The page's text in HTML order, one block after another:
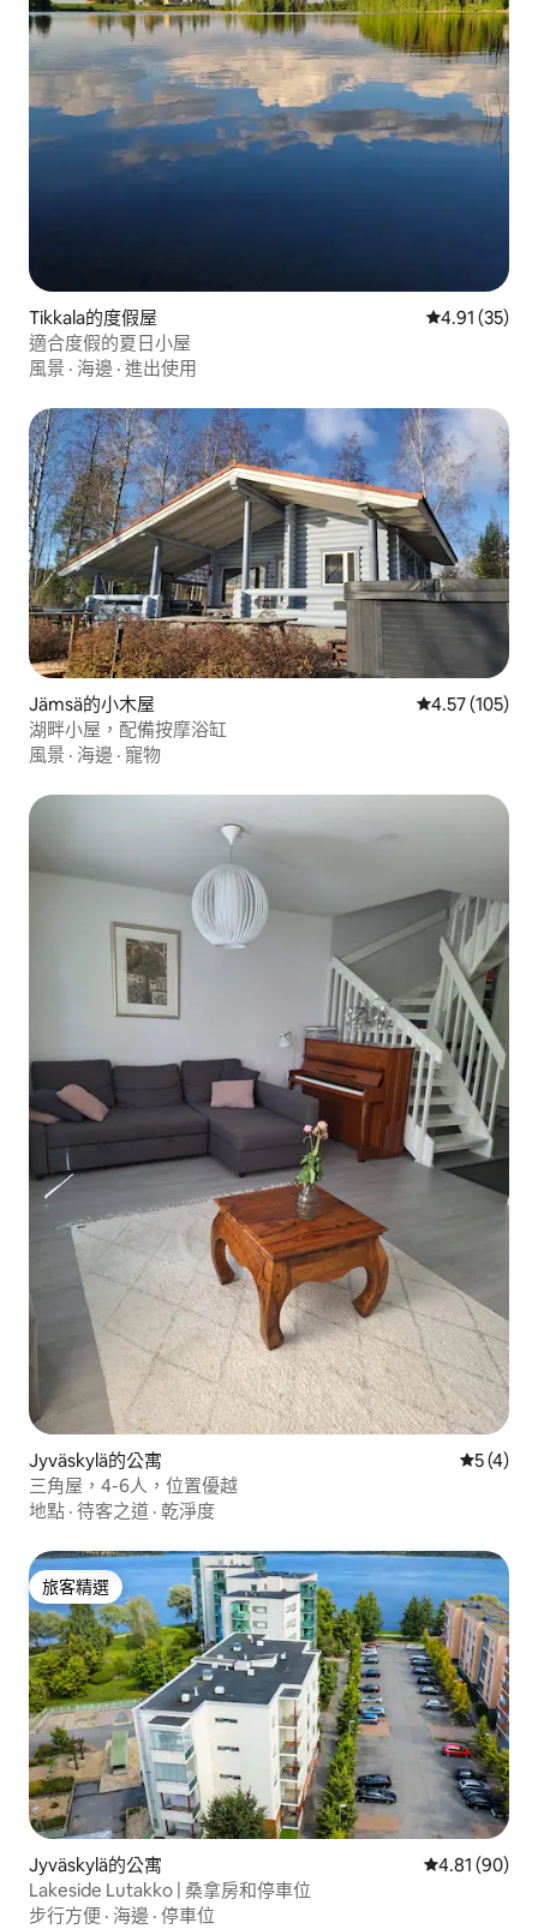
Tikkala的度假屋 從 35 則評價
4.91 (35)
適合度假的夏日小屋
風景 · 海邊 · 進出使用
Jämsä的小木屋 從 105 則評價
4.57 (105)
湖畔小屋，配備按摩浴缸
風景 · 海邊 · 寵物
Jyväskylä的公寓 從 4 則評
5 (4)
三角屋，4-6人，位置優越
地點 · 待客之道 · 乾淨度
旅客精選
旅客精選
Jyväskylä的公寓 從 90 則評價
4.81 (90)
Lakeside Lutakko | 桑拿房和停車位
步行方便 · 海邊 · 停車位